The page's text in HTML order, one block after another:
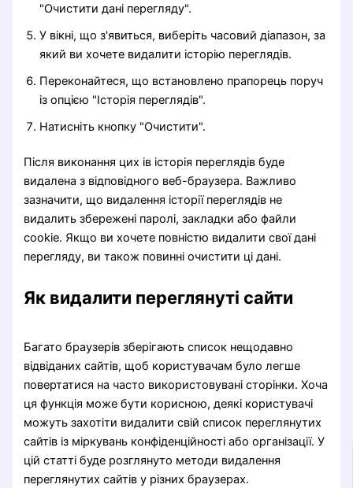
"Очистити дані перегляду".
У вікні, що з'явиться, виберіть часовий діапазон, за
який ви хочете видалити історію переглядів.
Переконайтеся, що встановлено прапорець поруч
із опцією "Історія переглядів".
Натисніть кнопку "Очистити".
Після виконання цих ів історія переглядів буде
видалена з відповідного веб-браузера. Важливо
зазначити, що видалення історії переглядів не
видалить збережені паролі, закладки або файли
cookie. Якщо ви хочете повністю видалити свої дані
перегляду, ви також повинні очистити ці дані.
Як видалити переглянуті сайти
Багато браузерів зберігають список нещодавно
відвіданих сайтів, щоб користувачам було легше
повертатися на часто використовувані сторінки. Хоча
ця функція може бути корисною, деякі користувачі
можуть захотіти видалити свій список переглянутих
сайтів із міркувань конфіденційності або організації. У
цій статті буде розглянуто методи видалення
переглянутих сайтів у різних браузерах.